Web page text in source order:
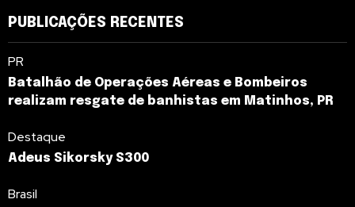
PUBLICAÇÕES RECENTES
PR
Batalhão de Operações Aéreas e Bombeiros
realizam resgate de banhistas em Matinhos, PR
Destaque
Adeus Sikorsky S300
Brasil